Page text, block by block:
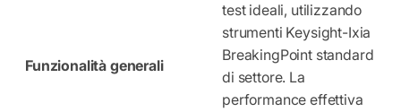
Funzionalità generali
test ideali, utilizzando
strumenti Keysight-Ixia
BreakingPoint standard
di settore. La
performance effettiva